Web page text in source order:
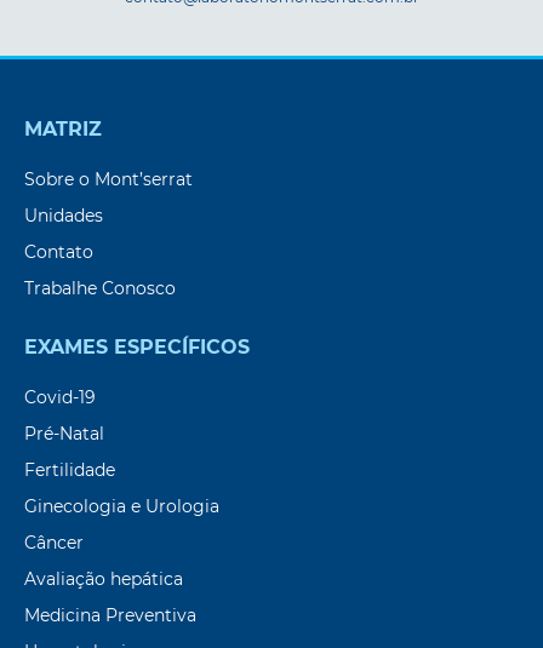
MATRIZ
Sobre o Mont’serrat
Unidades
Contato
Trabalhe Conosco
EXAMES ESPECÍFICOS
Covid-19
Pré-Natal
Fertilidade
Ginecologia e Urologia
Câncer
Avaliação hepática
Medicina Preventiva